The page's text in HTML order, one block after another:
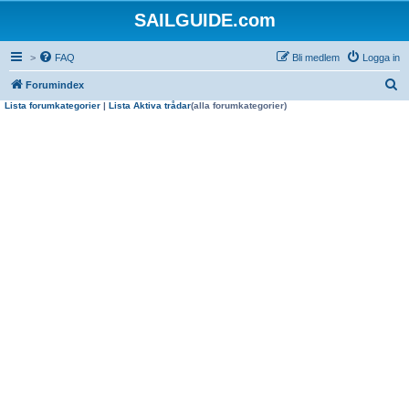
SAILGUIDE.com
> FAQ Logga in
Bli medlem
Forumindex
Lista forumkategorier | Lista Aktiva trådar(alla forumkategorier)